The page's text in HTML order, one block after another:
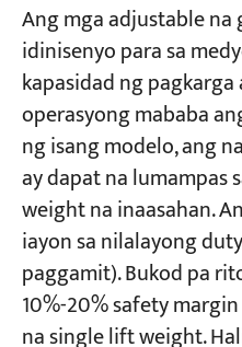
Ang mga adjustable na
idinisenyo para sa
kapasidad ng
operasyong mababa
ng isang modelo, ang
ay dapat na lumampas
weight na inaasahan.
iayon sa nilalayong
paggamit). Bukod pa
10%-20% safety
na single lift weight.